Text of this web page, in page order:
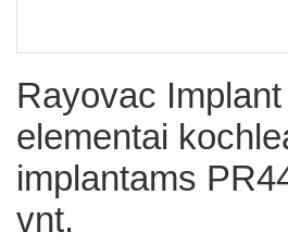
Rayovac
elementai
implantams
vnt.